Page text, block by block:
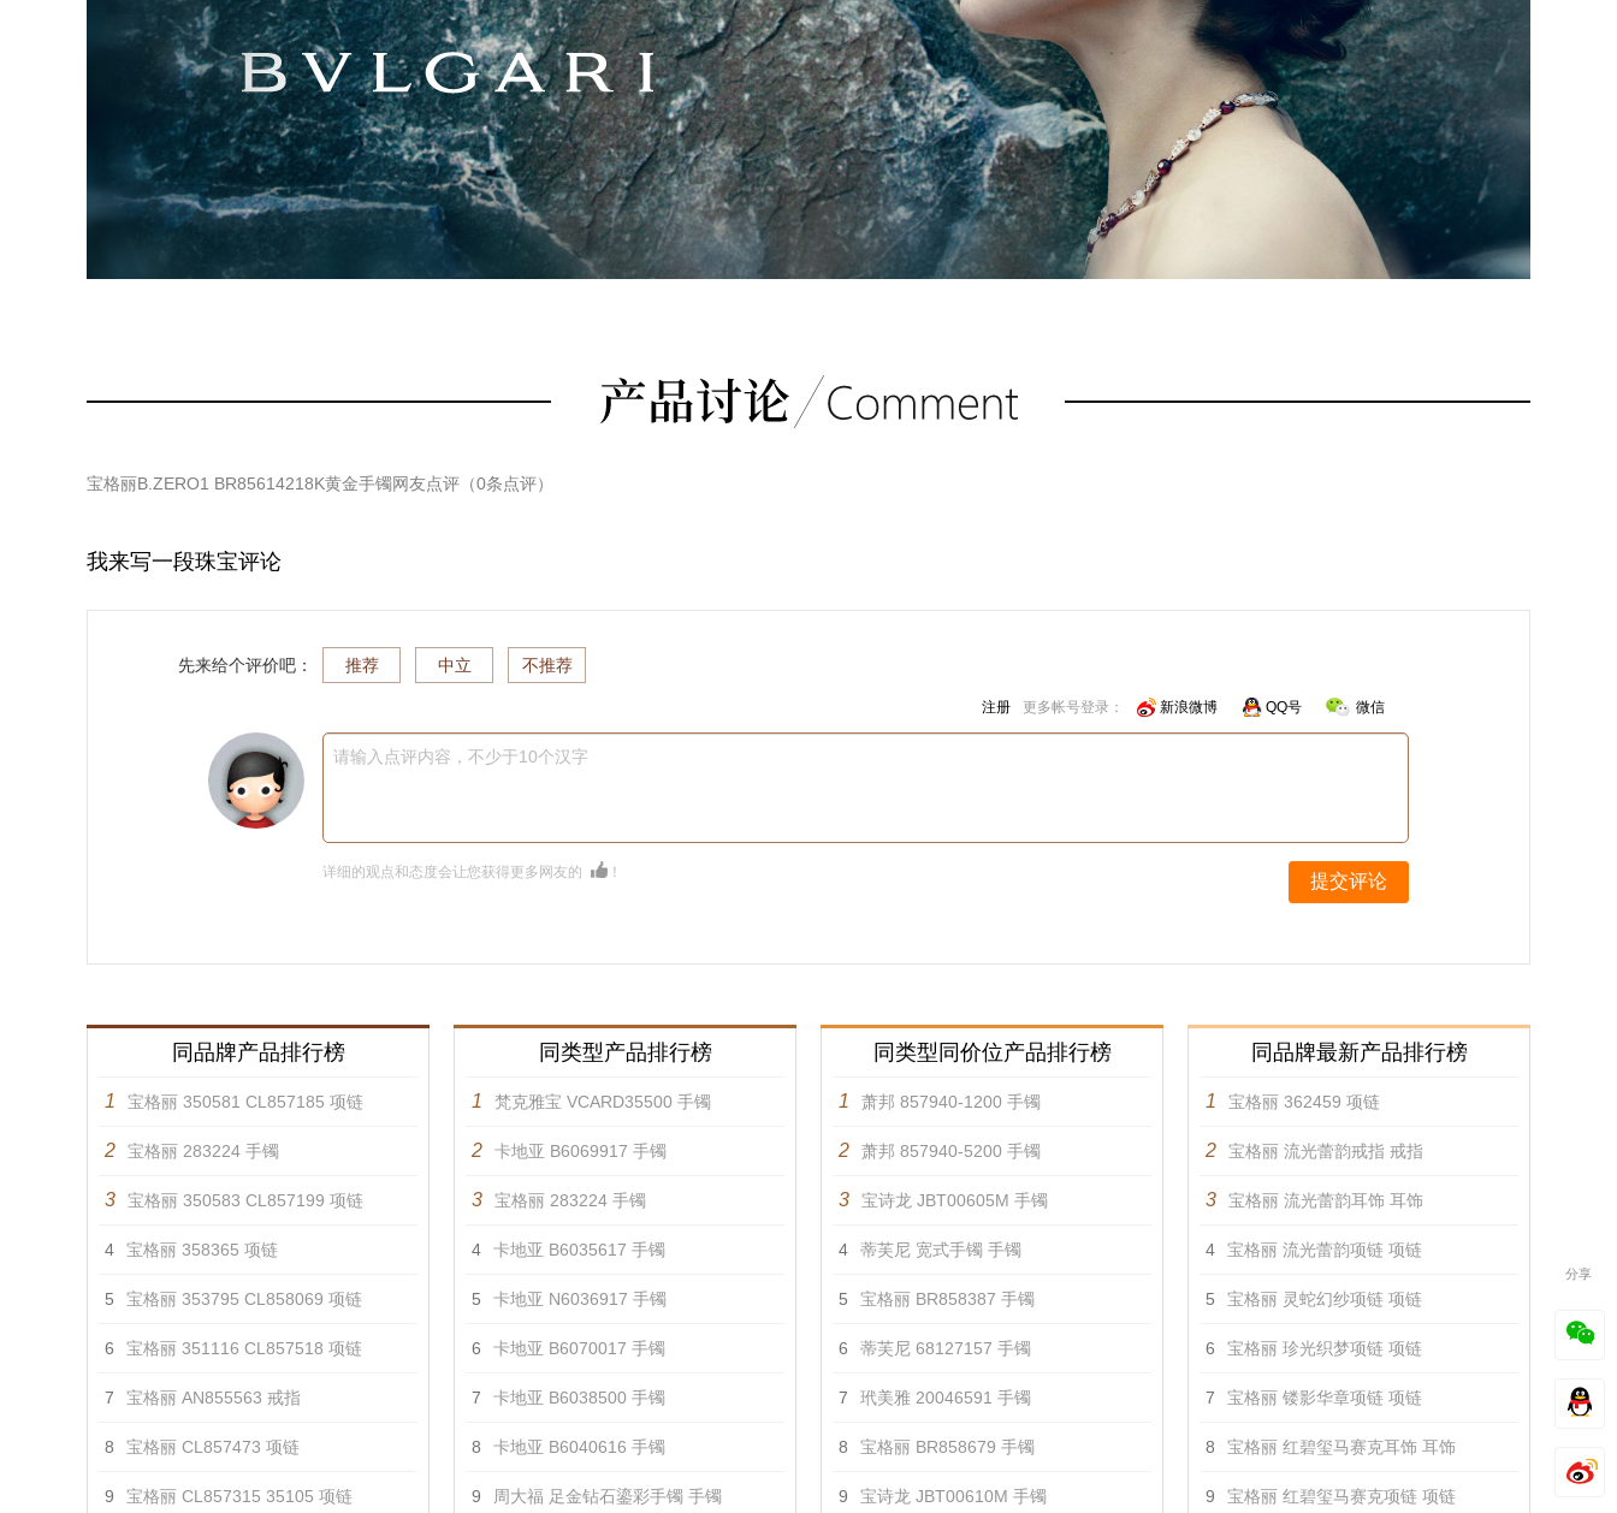
宝格丽B.ZERO1 BR85614218K黄金手镯网友点评（0条点评）
我来写一段珠宝评论
先来给个评价吧： 推荐 中立 不推荐
注册 更多帐号登录： 新浪微博 QQ号 微信
请输入点评内容，不少于10个汉字
详细的观点和态度会让您获得更多网友的 ！ 提交评论
同品牌产品排行榜
1 宝格丽 350581 CL857185 项链
2 宝格丽 283224 手镯
3 宝格丽 350583 CL857199 项链
4 宝格丽 358365 项链
5 宝格丽 353795 CL858069 项链
6 宝格丽 351116 CL857518 项链
7 宝格丽 AN855563 戒指
8 宝格丽 CL857473 项链
9 宝格丽 CL857315 35105 项链
同类型产品排行榜
1 梵克雅宝 VCARD35500 手镯
2 卡地亚 B6069917 手镯
3 宝格丽 283224 手镯
4 卡地亚 B6035617 手镯
5 卡地亚 N6036917 手镯
6 卡地亚 B6070017 手镯
7 卡地亚 B6038500 手镯
8 卡地亚 B6040616 手镯
9 周大福 足金钻石鎏彩手镯 手镯
同类型同价位产品排行榜
1 萧邦 857940-1200 手镯
2 萧邦 857940-5200 手镯
3 宝诗龙 JBT00605M 手镯
4 蒂芙尼 宽式手镯 手镯
5 宝格丽 BR858387 手镯
6 蒂芙尼 68127157 手镯
7 玳美雅 20046591 手镯
8 宝格丽 BR858679 手镯
9 宝诗龙 JBT00610M 手镯
同品牌最新产品排行榜
1 宝格丽 362459 项链
2 宝格丽 流光蕾韵戒指 戒指
3 宝格丽 流光蕾韵耳饰 耳饰
4 宝格丽 流光蕾韵项链 项链
5 宝格丽 灵蛇幻纱项链 项链
6 宝格丽 珍光织梦项链 项链
7 宝格丽 镂影华章项链 项链
8 宝格丽 红碧玺马赛克耳饰 耳饰
9 宝格丽 红碧玺马赛克项链 项链
分享